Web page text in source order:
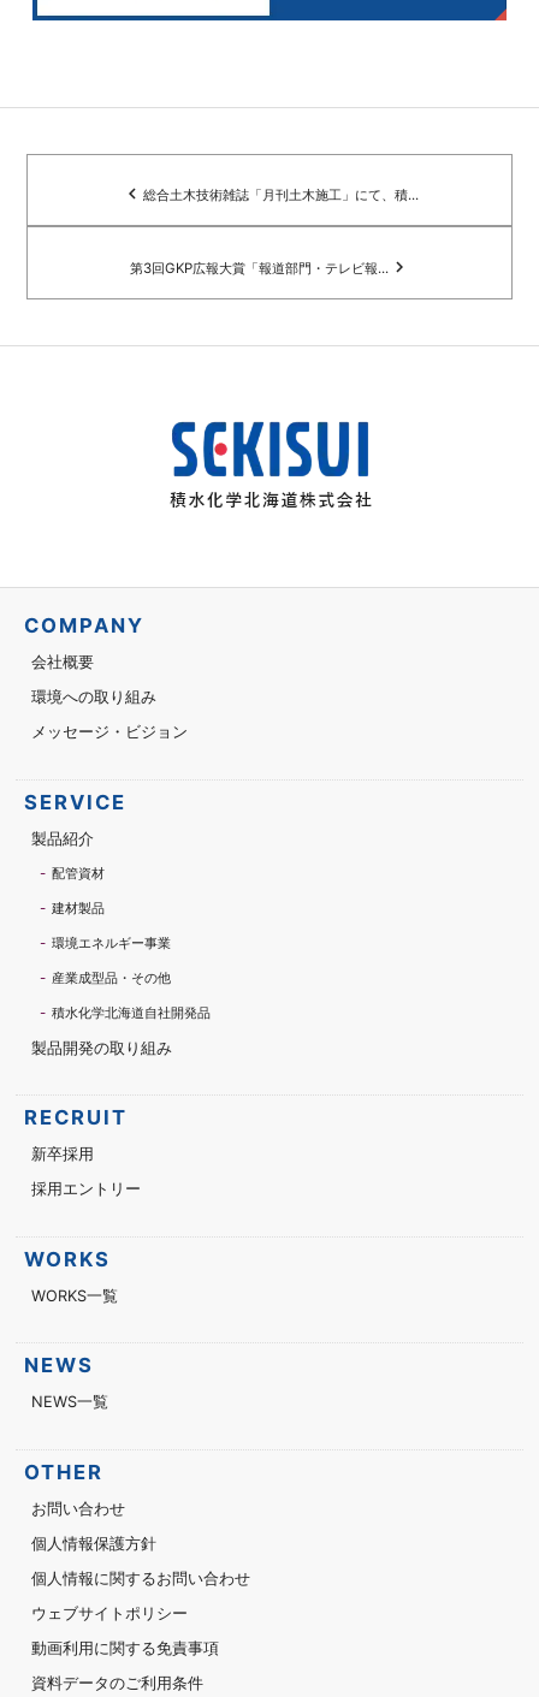
navigate_before 総合土木技術雑誌「月刊土木施工」にて、積...
第3回GKP広報大賞「報道部門・テレビ報... navigate_next
COMPANY
会社概要
環境への取り組み
メッセージ・ビジョン
SERVICE
製品紹介
配管資材
建材製品
環境エネルギー事業
産業成型品・その他
積水化学北海道自社開発品
製品開発の取り組み
RECRUIT
新卒採用
採用エントリー
WORKS
WORKS一覧
NEWS
NEWS一覧
OTHER
お問い合わせ
個人情報保護方針
個人情報に関するお問い合わせ
ウェブサイトポリシー
動画利用に関する免責事項
資料データのご利用条件